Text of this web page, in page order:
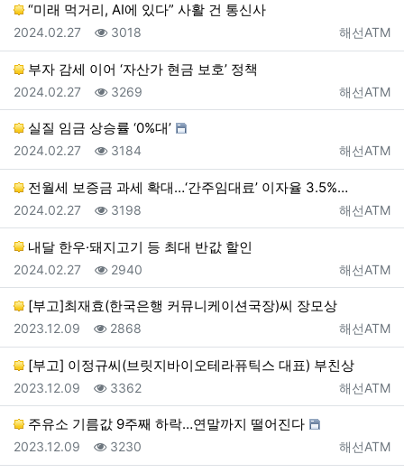
“미래 먹거리, AI에 있다” 사활 건 통신사
등록자
해선ATM
등록일
2024.02.27 조회
3018
부자 감세 이어 ‘자산가 현금 보호’ 정책
등록자
해선ATM
등록일
2024.02.27 조회
3269
실질 임금 상승률 ‘0%대’
등록자
해선ATM
등록일
2024.02.27 조회
3184
전월세 보증금 과세 확대…‘간주임대료’ 이자율 3.5%…
등록자
해선ATM
등록일
2024.02.27 조회
3198
내달 한우·돼지고기 등 최대 반값 할인
등록자
해선ATM
등록일
2024.02.27 조회
2940
[부고]최재효(한국은행 커뮤니케이션국장)씨 장모상
등록자
해선ATM
등록일
2023.12.09 조회
2868
[부고] 이정규씨(브릿지바이오테라퓨틱스 대표) 부친상
등록자
해선ATM
등록일
2023.12.09 조회
3362
주유소 기름값 9주째 하락…연말까지 떨어진다
등록자
해선ATM
등록일
2023.12.09 조회
3230